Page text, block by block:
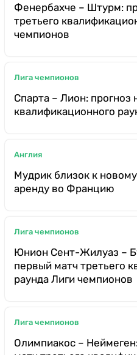
Фенербахче – Штурм:
третьего
чемпионов
Лига чемпионов
Спарта – Лион: прогноз
квалификационного
Англия
Мудрик близок к
аренду во Францию
Лига чемпионов
Юнион Сент-Жилуаз –
первый матч третьего
раунда Лиги чемпионов
Лига чемпионов
Олимпиакос –